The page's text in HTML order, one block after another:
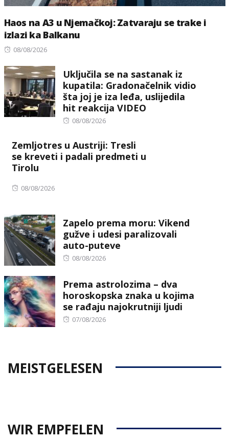
Haos na A3 u Njemačkoj: Zatvaraju se trake i
izlazi ka Balkanu
Posted
08/08/2026
Uključila se na sastanak iz
kupatila: Gradonačelnik vidio
šta joj je iza leđa, uslijedila
hit reakcija VIDEO
Posted
08/08/2026
Zemljotres u Austriji: Tresli
se kreveti i padali predmeti u
Tirolu
Posted
08/08/2026
Zapelo prema moru: Vikend
gužve i udesi paralizovali
auto-puteve
Posted
08/08/2026
Prema astrolozima – dva
horoskopska znaka u kojima
se rađaju najokrutniji ljudi
Posted
07/08/2026
MEISTGELESEN
WIR EMPFELEN